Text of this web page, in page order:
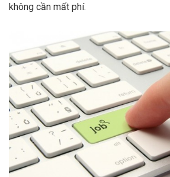
không cần mất phí.